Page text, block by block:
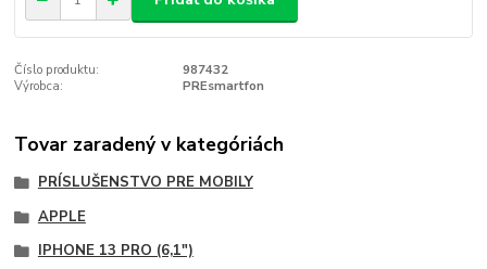
Číslo produktu:
987432
Výrobca:
PREsmartfon
Tovar zaradený v kategóriách
PRÍSLUŠENSTVO PRE MOBILY
APPLE
IPHONE 13 PRO (6,1")